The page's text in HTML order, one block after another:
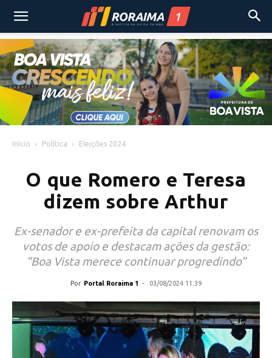
Início Política Eleições 2024
O que Romero e Teresa
dizem sobre Arthur
Ex-senador e ex-prefeita da capital renovam os
votos de apoio e destacam ações da gestão:
“Boa Vista merece continuar progredindo”
Por Portal Roraima 1 - 03/08/2024 11:39